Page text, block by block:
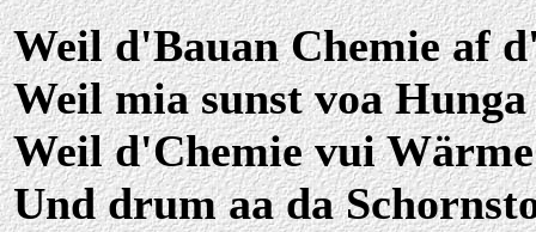
Weil d'Bauan Chemie af
Weil mia sunst voa Hunga
Weil d'Chemie vui
Und drum aa da